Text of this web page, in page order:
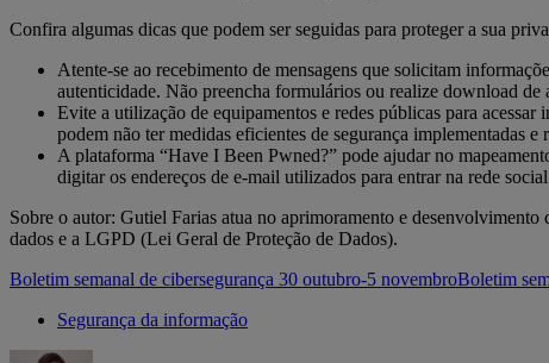
Confira algumas dicas que podem ser seguidas para proteger a sua
Atente-se ao recebimento de mensagens que solicitam
autenticidade. Não preencha formulários ou realize download de
Evite a utilização de equipamentos e redes públicas para
podem não ter medidas eficientes de segurança implementadas
A plataforma “Have I Been Pwned?” pode ajudar no
digitar os endereços de e-mail utilizados para entrar na rede
Sobre o autor: Gutiel Farias atua no aprimoramento e
dados e a LGPD (Lei Geral de Proteção de Dados).
Boletim semanal de cibersegurança 30 outubro-5 novembroBoletim
Segurança da informação